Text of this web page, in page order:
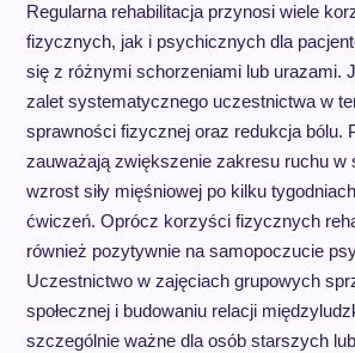
Regularna rehabilitacja przynosi wiele
fizycznych, jak i psychicznych dla
się z różnymi schorzeniami lub urazami.
zalet systematycznego uczestnictwa w
sprawności fizycznej oraz redukcja bólu.
zauważają zwiększenie zakresu ruchu w
wzrost siły mięśniowej po kilku
ćwiczeń. Oprócz korzyści fizycznych
również pozytywnie na samopoczucie
Uczestnictwo w zajęciach grupowych
społecznej i budowaniu relacji
szczególnie ważne dla osób starszych